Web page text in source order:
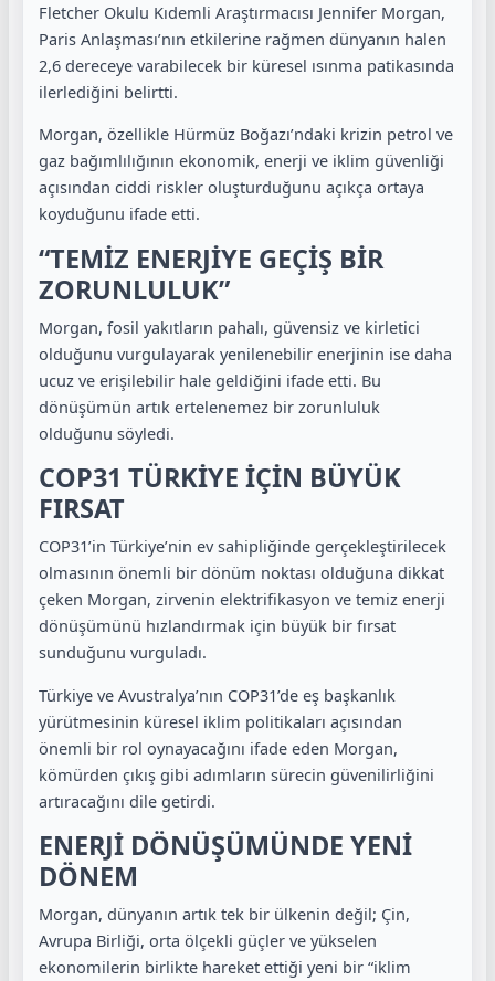
Fletcher Okulu Kıdemli Araştırmacısı Jennifer Morgan,
Paris Anlaşması’nın etkilerine rağmen dünyanın halen
2,6 dereceye varabilecek bir küresel ısınma patikasında
ilerlediğini belirtti.
Morgan, özellikle Hürmüz Boğazı’ndaki krizin petrol ve
gaz bağımlılığının ekonomik, enerji ve iklim güvenliği
açısından ciddi riskler oluşturduğunu açıkça ortaya
koyduğunu ifade etti.
“TEMİZ ENERJİYE GEÇİŞ BİR
ZORUNLULUK”
Morgan, fosil yakıtların pahalı, güvensiz ve kirletici
olduğunu vurgulayarak yenilenebilir enerjinin ise daha
ucuz ve erişilebilir hale geldiğini ifade etti. Bu
dönüşümün artık ertelenemez bir zorunluluk
olduğunu söyledi.
COP31 TÜRKİYE İÇİN BÜYÜK
FIRSAT
COP31’in Türkiye’nin ev sahipliğinde gerçekleştirilecek
olmasının önemli bir dönüm noktası olduğuna dikkat
çeken Morgan, zirvenin elektrifikasyon ve temiz enerji
dönüşümünü hızlandırmak için büyük bir fırsat
sunduğunu vurguladı.
Türkiye ve Avustralya’nın COP31’de eş başkanlık
yürütmesinin küresel iklim politikaları açısından
önemli bir rol oynayacağını ifade eden Morgan,
kömürden çıkış gibi adımların sürecin güvenilirliğini
artıracağını dile getirdi.
ENERJİ DÖNÜŞÜMÜNDE YENİ
DÖNEM
Morgan, dünyanın artık tek bir ülkenin değil; Çin,
Avrupa Birliği, orta ölçekli güçler ve yükselen
ekonomilerin birlikte hareket ettiği yeni bir “iklim